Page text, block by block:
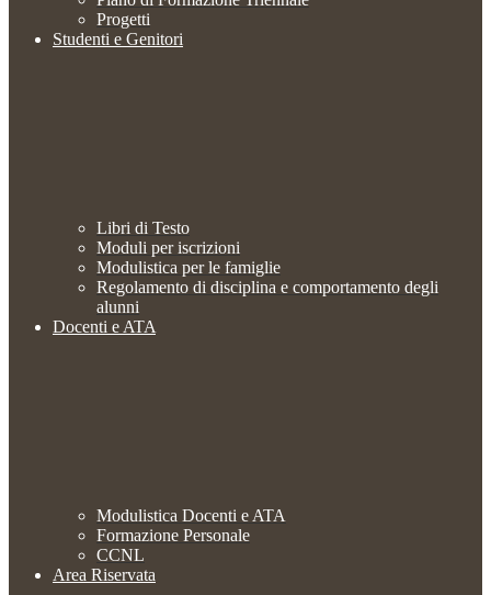
Progetti
Studenti e Genitori
Libri di Testo
Moduli per iscrizioni
Modulistica per le famiglie
Regolamento di disciplina e comportamento degli
alunni
Docenti e ATA
Modulistica Docenti e ATA
Formazione Personale
CCNL
Area Riservata